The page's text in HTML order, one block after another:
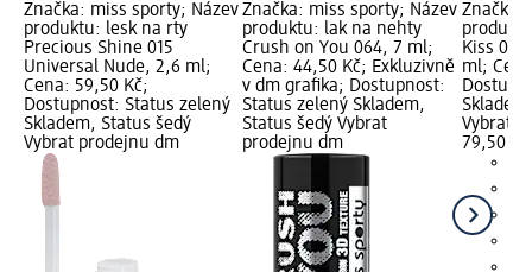
Značka: miss sporty; Název
produktu: lesk na rty
Precious Shine 015
Universal Nude, 2,6 ml;
Cena: 59,50 Kč;
Dostupnost: Status zelený
Skladem, Status šedý
Vybrat prodejnu dm
Značka: miss sporty; Název
produktu: lak na nehty
Crush on You 064, 7 ml;
Cena: 44,50 Kč; Exkluzivně
v dm grafika; Dostupnost:
Status zelený Skladem,
Status šedý Vybrat
prodejnu dm
Značka:
Kiss 09
ml;
Vybrat
79,50 Kč